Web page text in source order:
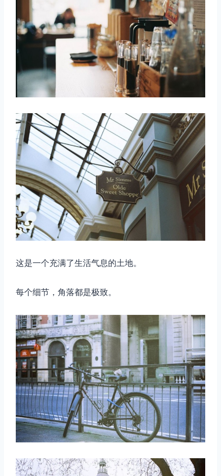
这是一个充满了生活气息的土地。
每个细节，角落都是极致。